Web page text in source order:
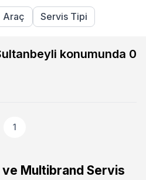
Araç Servis Tipi
konumunda 0
1
Multibrand Servis